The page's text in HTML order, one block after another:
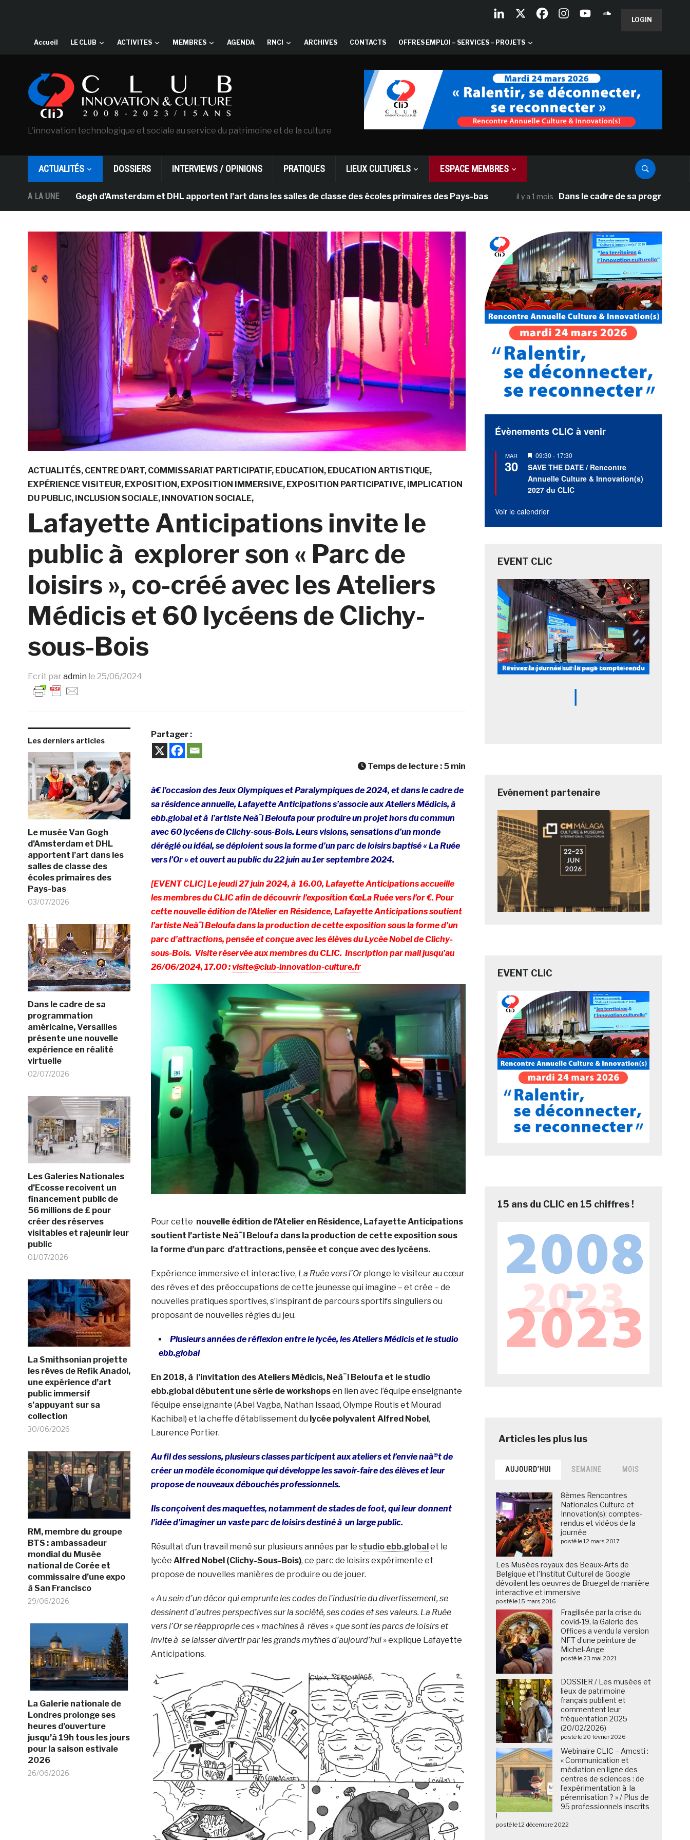
LOGIN
Accueil LE CLUB ACTIVITES MEMBRES AGENDA RNCI ARCHIVES CONTACTS OFFRES EMPLOI – SERVICES – PROJETS
L'innovation technologique et sociale au service du patrimoine et de la culture
ACTUALITÉS DOSSIERS INTERVIEWS / OPINIONS PRATIQUES LIEUX CULTURELS ESPACE MEMBRES
A LA UNE
Van Gogh d’Amsterdam et DHL apportent l’art dans les salles de classe des écoles primaires des Pays-bas il y a 1 mois Dans le cadre de sa programmation
ACTUALITÉS CENTRE D'ART COMMISSARIAT PARTICIPATIF EDUCATION EDUCATION ARTISTIQUE
EXPÉRIENCE VISITEUR EXPOSITION EXPOSITION IMMERSIVE EXPOSITION PARTICIPATIVE IMPLICATION
DU PUBLIC INCLUSION SOCIALE INNOVATION SOCIALE
Lafayette Anticipations invite le
public à explorer son « Parc de
loisirs », co-créé avec les Ateliers
Médicis et 60 lycéens de Clichy-
sous-Bois
Ecrit par admin le 25/06/2024
Les derniers articles
Le musée Van Gogh
d’Amsterdam et DHL
apportent l’art dans les
salles de classe des
écoles primaires des
Pays-bas
03/07/2026
Dans le cadre de sa
programmation
américaine, Versailles
présente une nouvelle
expérience en réalité
virtuelle
02/07/2026
Les Galeries Nationales
d’Ecosse recoivent un
financement public de
56 millions de £ pour
créer des réserves
visitables et rajeunir leur
public
01/07/2026
La Smithsonian projette
les rêves de Refik Anadol,
une expérience d’art
public immersif
s’appuyant sur sa
collection
30/06/2026
RM, membre du groupe
BTS : ambassadeur
mondial du Musée
national de Corée et
commissaire d’une expo
à San Francisco
29/06/2026
La Galerie nationale de
Londres prolonge ses
heures d’ouverture
jusqu’à 19h tous les jours
pour la saison estivale
2026
26/06/2026
Partager :
Temps de lecture : 5 min
à€ l’occasion des Jeux Olympiques et Paralympiques de 2024, et dans le cadre de
sa résidence annuelle, Lafayette Anticipations s’associe aux Ateliers Médicis, à
ebb.global et à l’artiste Neà¯l Beloufa pour produire un projet hors du commun
avec 60 lycéens de Clichy-sous-Bois. Leurs visions, sensations d’un monde
déréglé ou idéal, se déploient sous la forme d’un parc de loisirs baptisé « La Ruée
vers l’Or » et ouvert au public du 22 juin au 1er septembre 2024.
[EVENT CLIC] Le jeudi 27 juin 2024, à 16.00, Lafayette Anticipations accueille
les membres du CLIC afin de découvrir l’exposition €œLa Ruée vers l’or €. Pour
cette nouvelle édition de l’Atelier en Résidence, Lafayette Anticipations soutient
l’artiste Neà¯l Beloufa dans la production de cette exposition sous la forme d’un
parc d’attractions, pensée et conçue avec les élèves du Lycée Nobel de Clichy-
sous-Bois. Visite réservée aux membres du CLIC. Inscription par mail jusqu’au
26/06/2024, 17.00 : visite@club-innovation-culture.fr
Pour cette nouvelle édition de l’Atelier en Résidence, Lafayette Anticipations
soutient l’artiste Neà¯l Beloufa dans la production de cette exposition sous
la forme d’un parc d’attractions, pensée et conçue avec des lycéens.
Expérience immersive et interactive, La Ruée vers l’Orplonge le visiteur au cœur
des rêves et des préoccupations de cette jeunesse qui imagine – et crée – de
nouvelles pratiques sportives, s’inspirant de parcours sportifs singuliers ou
proposant de nouvelles règles du jeu.
Plusieurs années de réflexion entre le lycée, les Ateliers Médicis et le studio
ebb.global
En 2018, à l’invitation des Ateliers Médicis, Neà¯l Beloufa et le studio
ebb.global débutent une série de workshopsen lien avec l’équipe enseignante
l’équipe enseignante (Abel Vagba, Nathan Issaad, Olympe Routis et Mourad
Kachibal) et la cheffe d’établissement du lycée polyvalent Alfred Nobel,
Laurence Portier.
Au fil des sessions, plusieurs classes participent aux ateliers et l’envie naà®t de
créer un modèle économique qui développe les savoir-faire des élèves et leur
propose de nouveaux débouchés professionnels.
Ils conçoivent des maquettes, notamment de stades de foot, qui leur donnent
l’idée d’imaginer un vaste parc de loisirs destiné à un large public.
Résultat d’un travail mené sur plusieurs années par le studio ebb.globalet le
lycée Alfred Nobel (Clichy-Sous-Bois), ce parc de loisirs expérimente et
propose de nouvelles manières de produire ou de jouer.
« Au sein d’un décor qui emprunte les codes de l’industrie du divertissement, se
dessinent d’autres perspectives sur la société, ses codes et ses valeurs. La Ruée
vers l’Or se réapproprie ces « machines à rêves » que sont les parcs de loisirs et
invite à se laisser divertir par les grands mythes d’aujourd’hui »explique Lafayette
Anticipations.
Évènements CLIC à venir
MAR
30
Mis
en
avant
09:30 - 17:30
SAVE THE DATE / Rencontre
Annuelle Culture & Innovation(s)
2027 du CLIC
Voir le calendrier
EVENT CLIC
Evénement partenaire
EVENT CLIC
15 ans du CLIC en 15 chiffres !
AUJOURD’HUI SEMAINE MOIS
8èmes Rencontres
Nationales Culture et
Innovation(s): comptes-
rendus et vidéos de la
journée
posté le 12 mars 2017
Les Musées royaux des Beaux-Arts de
Belgique et l’Institut Culturel de Google
dévoilent les oeuvres de Bruegel de manière
interactive et immersive
posté le 15 mars 2016
Fragilisée par la crise du
covid-19, la Galerie des
Offices a vendu la version
NFT d’une peinture de
Michel-Ange
posté le 23 mai 2021
DOSSIER / Les musées et
lieux de patrimoine
français publient et
commentent leur
fréquentation 2025
(20/02/2026)
posté le 20 février 2026
Webinaire CLIC – Amcsti :
« Communication et
médiation en ligne des
centres de sciences : de
l’expérimentation à la
pérennisation ? » / Plus de
95 professionnels inscrits
!
posté le 12 décembre 2022